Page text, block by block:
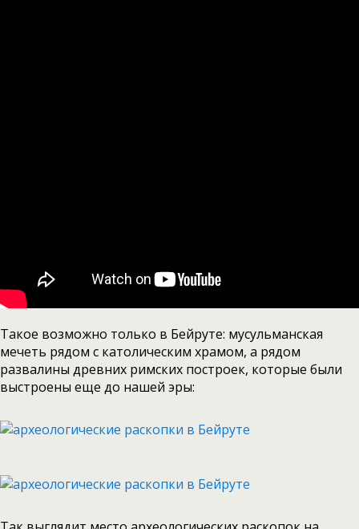
Такое возможно только в Бейруте: мусульманская
мечеть рядом с католическим храмом, а рядом
развалины древних римских построек, которые были
выстроены еще до нашей эры: